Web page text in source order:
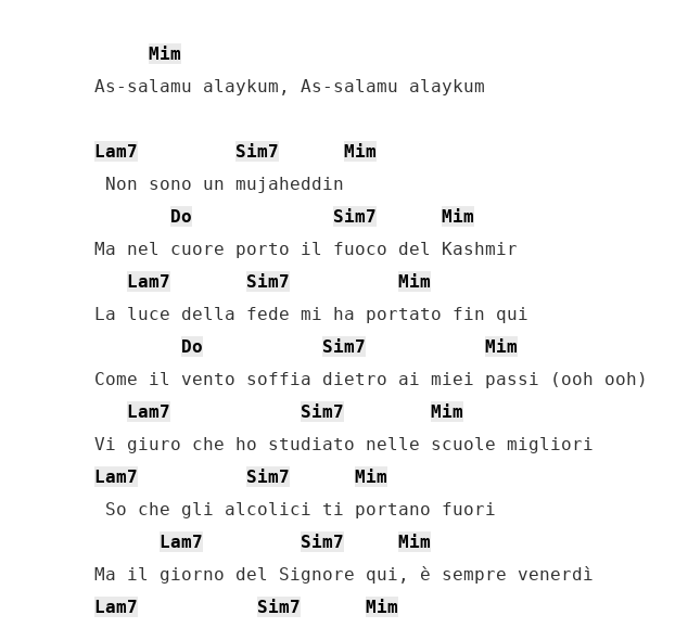
Mim
As-salamu alaykum, As-salamu alaykum
Lam7 Sim7
Mim
Non sono un mujaheddin
Do
Sim7
Mim
Ma nel cuore porto il fuoco del Kashmir
Lam7
Sim7
Mim
La luce della fede mi ha portato fin qui
Do
Sim7
Mim
Come il vento soffia dietro ai miei passi (ooh ooh)
Lam7
Sim7
Mim
Lam7
Sim7
Mim
So che gli alcolici ti portano fuori
Lam7
Sim7
Mim
Lam7
Sim7
Mim